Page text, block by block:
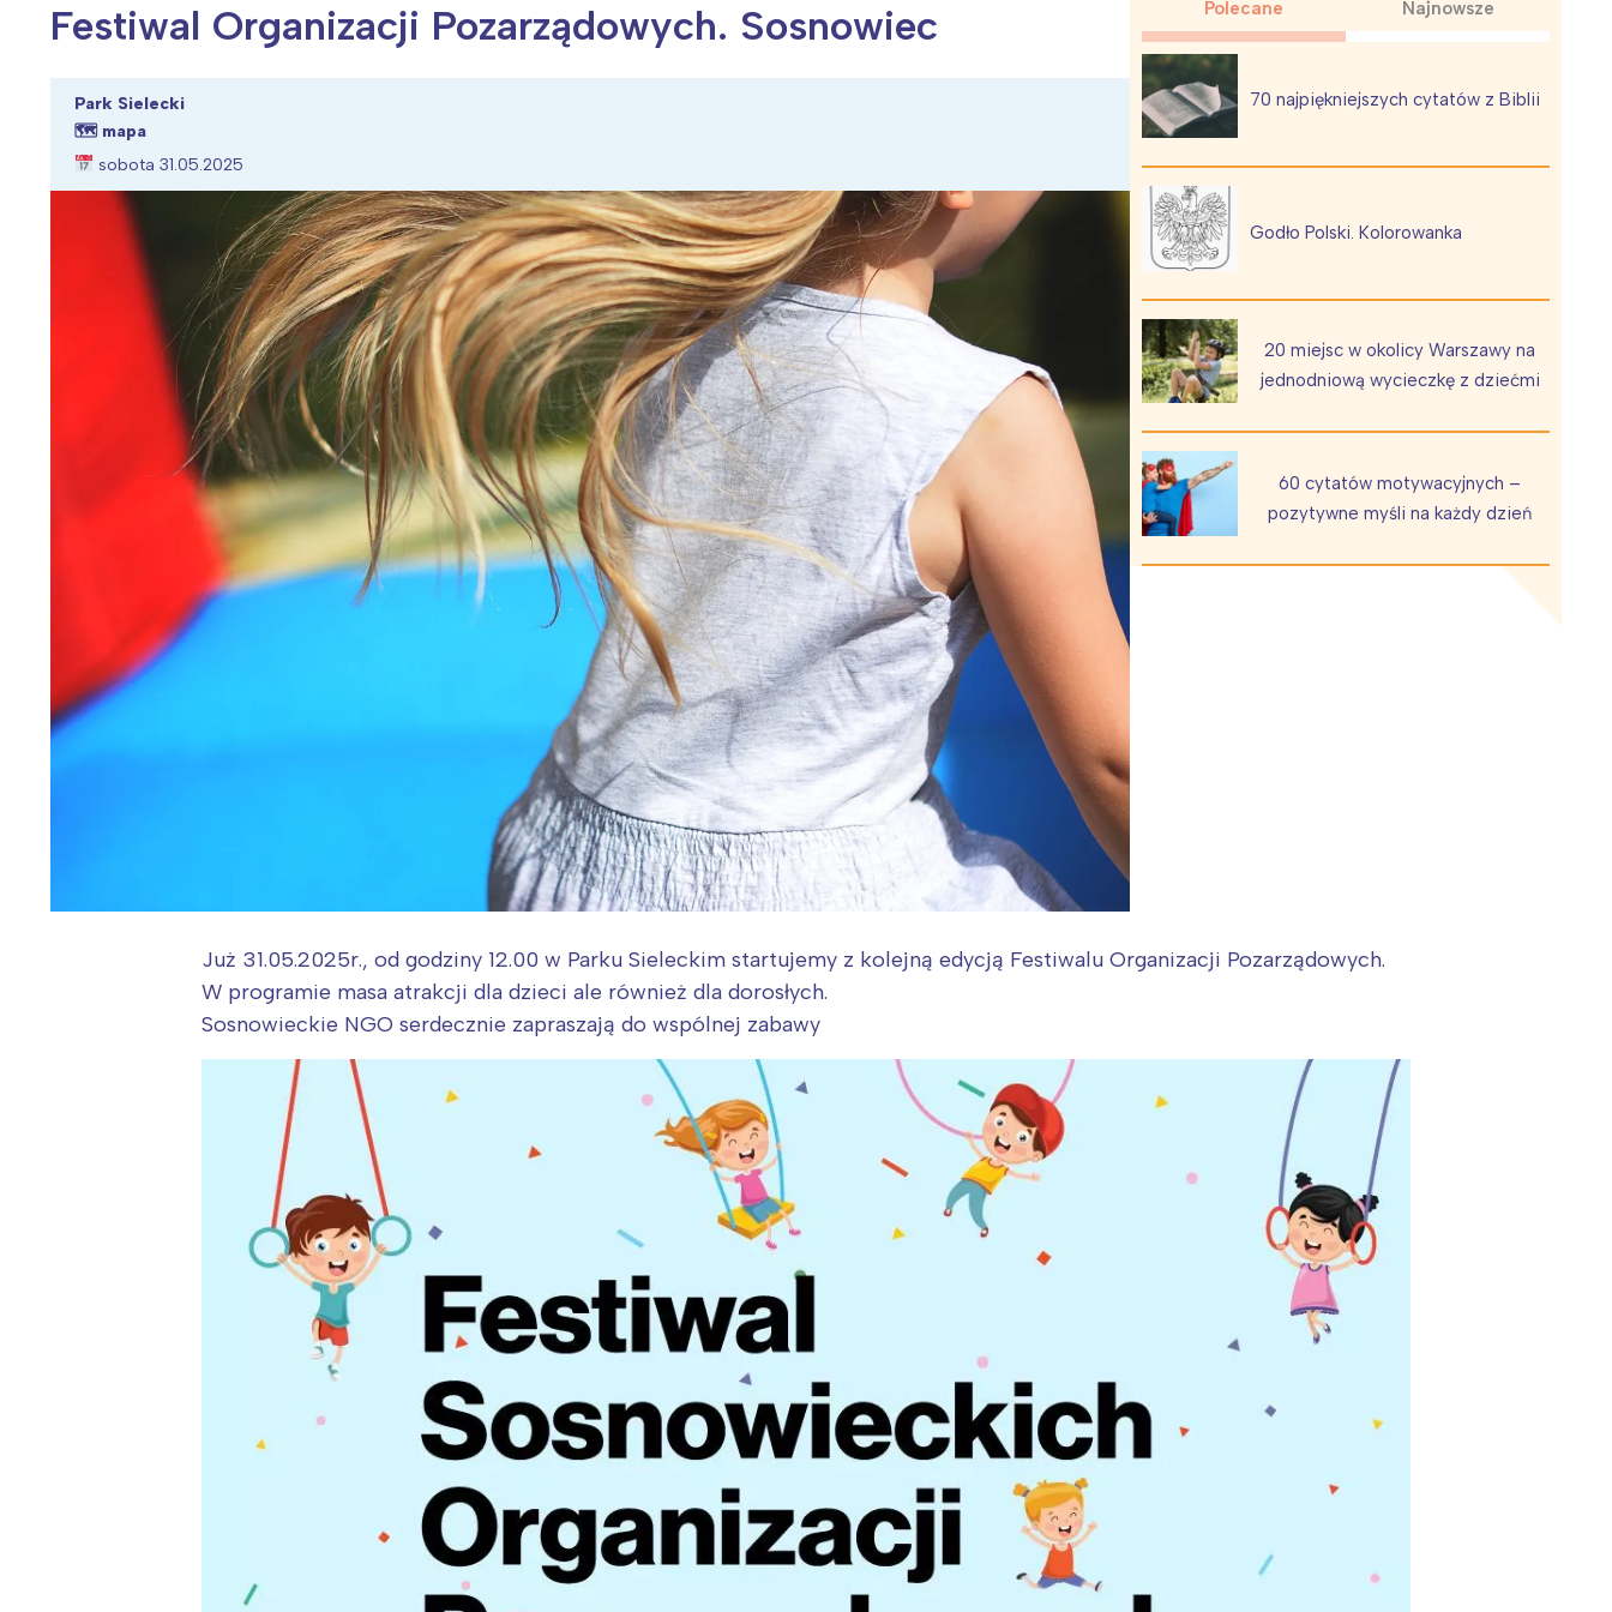
Festiwal Organizacji Pozarządowych. Sosnowiec
Park Sielecki
🗺 mapa
sobota 31.05.2025
Polecane Najnowsze
70 najpiękniejszych cytatów z Biblii
Godło Polski. Kolorowanka
20 miejsc w okolicy Warszawy na
jednodniową wycieczkę z dziećmi
60 cytatów motywacyjnych –
pozytywne myśli na każdy dzień
Już 31.05.2025r., od godziny 12.00 w Parku Sieleckim startujemy z kolejną edycją Festiwalu Organizacji Pozarządowych.
W programie masa atrakcji dla dzieci ale również dla dorosłych.
Sosnowieckie NGO serdecznie zapraszają do wspólnej zabawy